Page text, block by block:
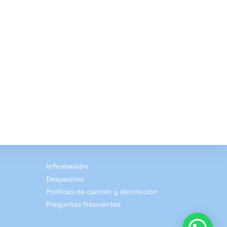
Información
Despachos
Políticas de cambio y devolución
Preguntas frecuentes